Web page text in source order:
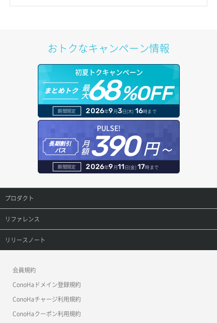
サブネット詳細取得
セキュリティグループ ルール一覧取得
セキュリティグループ ルール作成
セキュリティグループ ルール削除
セキュリティグループ ルール詳細取得
セキュリティグループ一覧取得
ネットワーク一覧取得
ネットワーク作成（ローカルネットワーク用）
ネットワーク削除（ローカルネットワーク用）
ヘルスモニタ一覧取得
ヘルスモニタ作成
ヘルスモニタ削除
ヘルスモニタ更新
ヘルスモニタ詳細取得
メンバー更新
メンバー詳細取得
メンバー追加
リスナー作成
オブジェクトダウンロード
オブジェクトバージョン管理
オブジェクト一覧取得
オブジェクト削除
オブジェクト削除予約
オブジェクト複製
オブジェクト詳細取得
コンテナ一覧取得
コンテナ作成
コンテナ削除
ラージオブジェクトアップロード(DLO)
ドメイン情報登録
ドメイン詳細取得
レコード一覧取得
レコード作成
レコード更新
レコード詳細取得
おトクなキャンペーン情報
初夏トクキャンペーン
まとめトク 最
大68%OFF
期間限定 2026年9月3日(木) 16時まで
PULSE!
長期割引
パス
月
額390円～
期間限定 2026年9月11日(金) 17時まで
プロダクト
プロダクトトップ
ConoHa VPS(Ver.3.0)
ConoHa for GAME
リファレンス
リファレンストップ
OpenStack CLI
Terraform
リリースノート
会員規約
ConoHaドメイン登録規約
ConoHaチャージ利用規約
ConoHaクーポン利用規約